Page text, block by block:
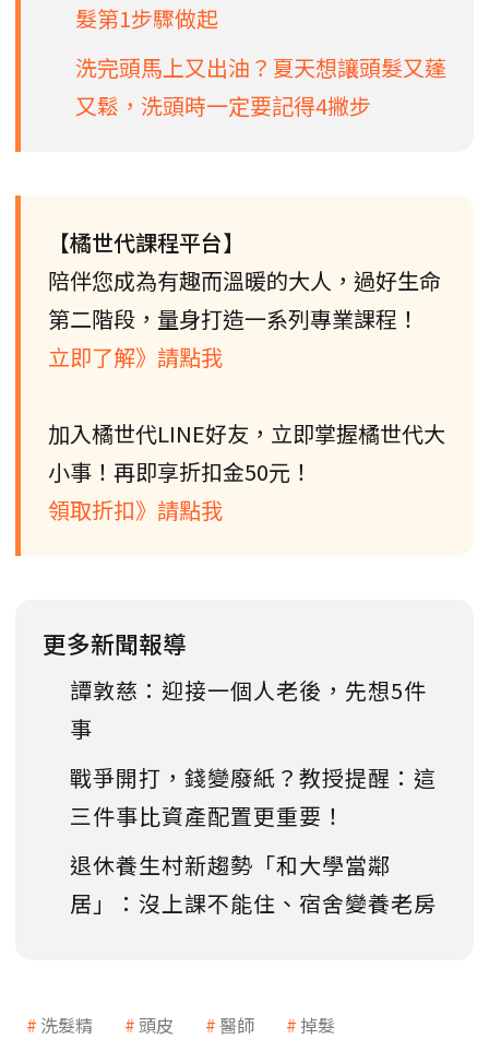
髮第1步驟做起
洗完頭馬上又出油？夏天想讓頭髮又蓬
又鬆，洗頭時一定要記得4撇步
【橘世代課程平台】
陪伴您成為有趣而溫暖的大人，過好生命
第二階段，量身打造一系列專業課程！
立即了解》請點我
加入橘世代LINE好友，立即掌握橘世代大
小事！再即享折扣金50元！
領取折扣》請點我
更多新聞報導
譚敦慈：迎接一個人老後，先想5件
事
戰爭開打，錢變廢紙？教授提醒：這
三件事比資產配置更重要！
退休養生村新趨勢「和大學當鄰
居」：沒上課不能住、宿舍變養老房
洗髮精 頭皮 醫師 掉髮